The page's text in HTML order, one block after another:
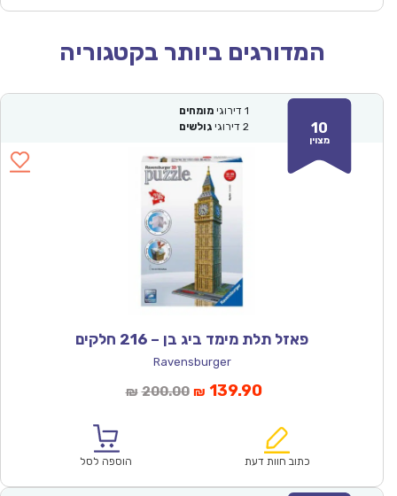
המדורגים ביותר בקטגוריה
10
מצוין
1 דירוגי מומחים
2 דירוגי גולשים
פאזל תלת מימד ביג בן – 216 חלקים
Ravensburger
₪ 200.00המחיר
₪200.00.
₪ 139.90המחיר
הוא:
כתוב חוות דעת הוספה לסל